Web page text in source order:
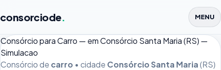
consorciode. MENU
Consórcio para Carro — em Consórcio Santa Maria (RS) —
Simulacao
Consórcio de carro • cidade Consórcio Santa Maria(RS)